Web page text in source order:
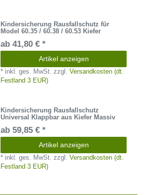
Kindersicherung Rausfallschutz für
Model 60.35 / 60.38 / 60.53 Kiefer
ab 41,80 € *
Artikel anzeigen
* inkl. ges. MwSt. zzgl.Versandkosten (dt.
Festland 3 EUR)
Kindersicherung Rausfallschutz
Universal Klappbar aus Kiefer Massiv
ab 59,85 € *
Artikel anzeigen
* inkl. ges. MwSt. zzgl.Versandkosten (dt.
Festland 3 EUR)